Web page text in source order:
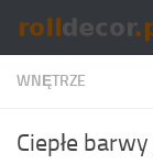
Skip to content
WNĘTRZE
Ciepłe